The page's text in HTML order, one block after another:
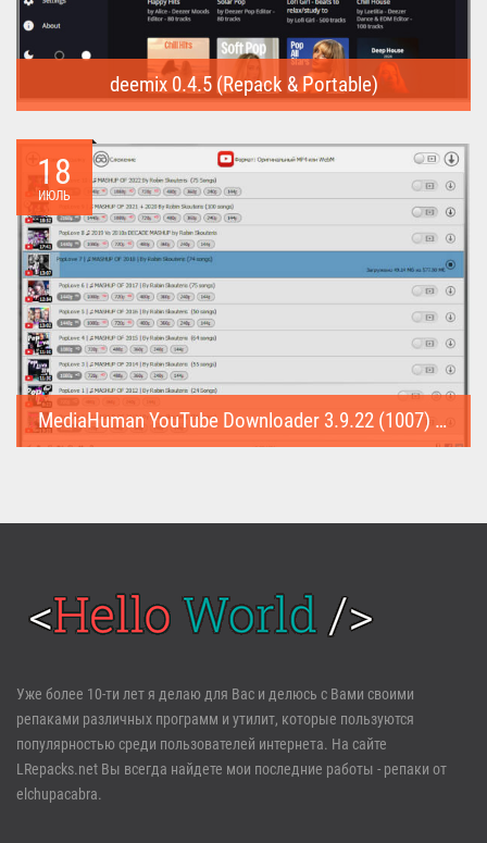
deemix 0.4.5 (Repack & Portable)
треки...
18
ИЮЛЬ
MediaHuman YouTube Downloader 3.9.22 (1007) (Repack & Portable)
Войти
Регистрация
Забыли пароль?
Уже более 10-ти лет я делаю для Вас и делюсь с Вами своими
репаками различных программ и утилит, которые пользуются
популярностью среди пользователей интернета. На сайте
LRepacks.net Вы всегда найдете мои последние работы - репаки от
elchupacabra.